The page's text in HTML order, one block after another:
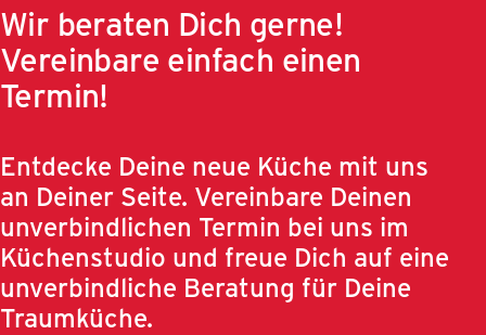
Wir beraten Dich gerne!
Vereinbare einfach einen
Termin!
Entdecke Deine neue Küche mit uns
an Deiner Seite. Vereinbare Deinen
unverbindlichen Termin bei uns im
Küchenstudio und freue Dich auf eine
unverbindliche Beratung für Deine
Traumküche.